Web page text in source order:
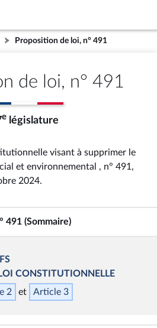
Proposition de loi, n° 491
de loi, n° 491
e législature
visant à supprimer le
et environnemental , n° 491 ,
2024.
491 (Sommaire)
CONSTITUTIONNELLE
2 Article 3